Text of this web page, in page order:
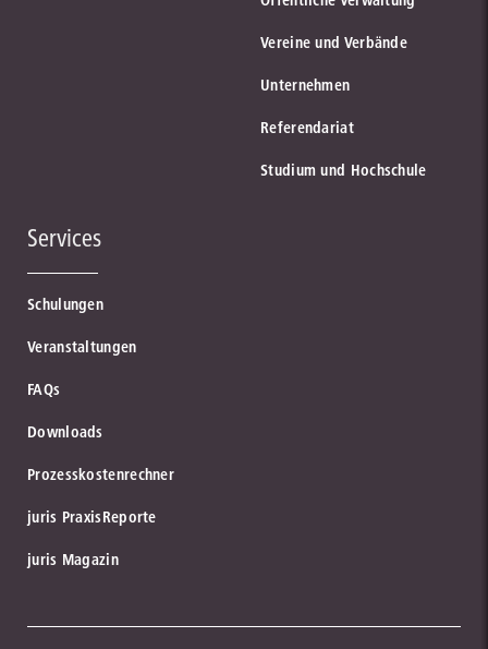
Vereine und Verbände
Unternehmen
Referendariat
Studium und Hochschule
Services
Schulungen
Veranstaltungen
FAQs
Downloads
Prozesskostenrechner
juris PraxisReporte
juris Magazin